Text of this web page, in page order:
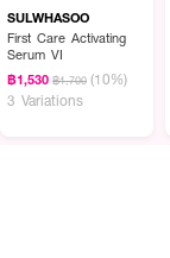
มาสก์ที่มอบการดูแลเพื่อ
SULWHASOO
First Care Activating
Serum VI
฿1,530 ฿1,700 (10%)
3 Variations